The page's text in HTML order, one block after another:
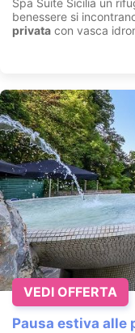
Spa Suite Sicilia un
benessere si
privata con vasca
Pausa estiva alle
VEDI OFFERTA